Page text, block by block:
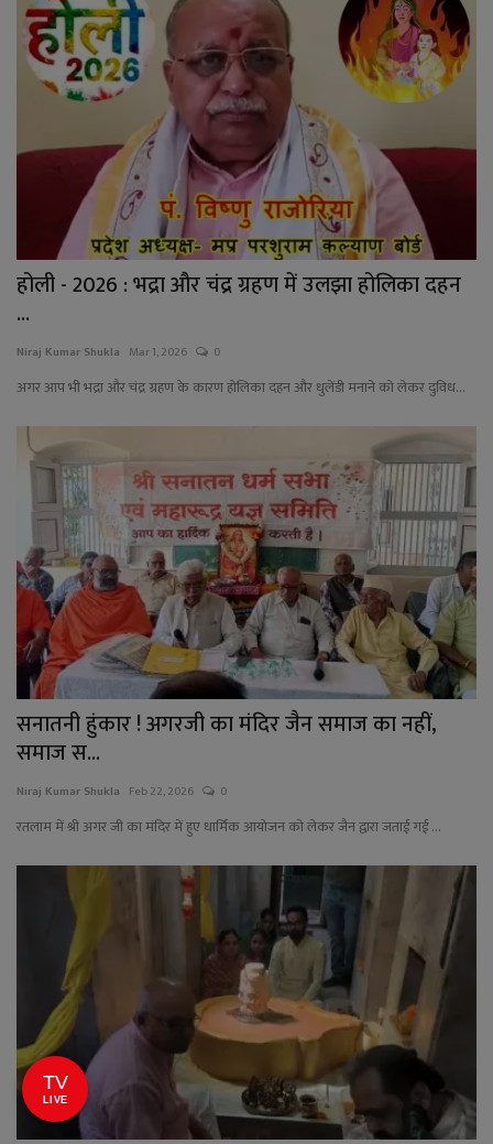
होली - 2026 : भद्रा और चंद्र ग्रहण में उलझा होलिका दहन
...
Niraj Kumar Shukla Mar 1, 2026 0
अगर आप भी भद्रा और चंद्र ग्रहण के कारण होलिका दहन और धुलेंडी मनाने को लेकर दुविध...
सनातनी हुंकार ! अगरजी का मंदिर जैन समाज का नहीं,
समाज स...
Niraj Kumar Shukla Feb 22, 2026 0
रतलाम में श्री अगर जी का मंदिर में हुए धार्मिक आयोजन को लेकर जैन द्वारा जताई गई ...
TV
LIVE